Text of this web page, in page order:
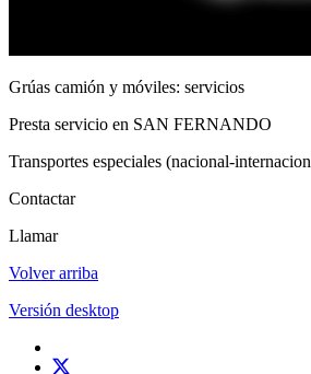
Grúas camión y móviles: servicios
Presta servicio en SAN FERNANDO
Transportes especiales (nacional-
Contactar
Llamar
Volver arriba
Versión desktop